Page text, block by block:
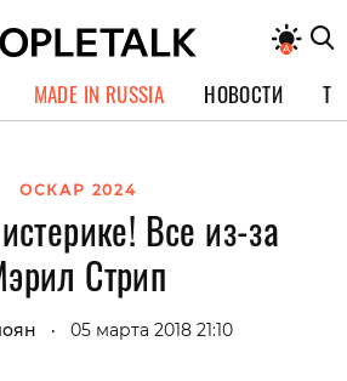
MADE IN RUSSIA НОВОСТИ
ОСКАР 2024
Все из-за
Стрип
• 05 марта 2018 21:10